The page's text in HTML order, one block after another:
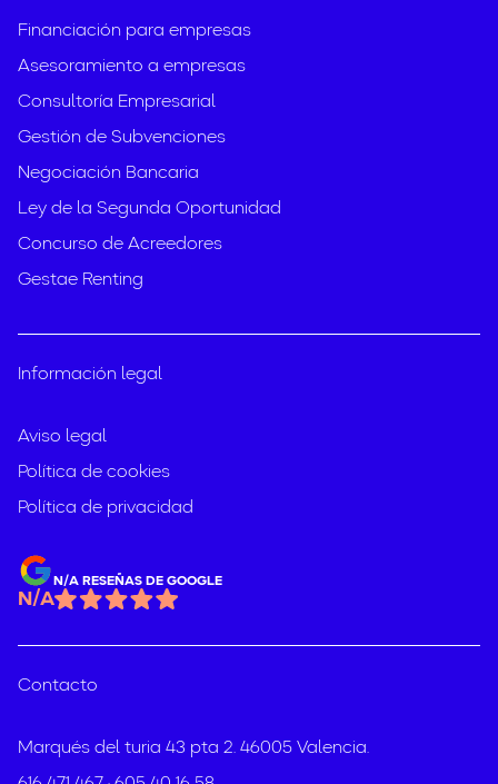
Financiación para empresas
Asesoramiento a empresas
Consultoría Empresarial
Gestión de Subvenciones
Negociación Bancaria
Ley de la Segunda Oportunidad
Concurso de Acreedores
Gestae Renting
Información legal
Aviso legal
Política de cookies
Política de privacidad
N/A RESEÑAS DE GOOGLE
N/A
Contacto
Marqués del turia 43 pta 2. 46005 Valencia.